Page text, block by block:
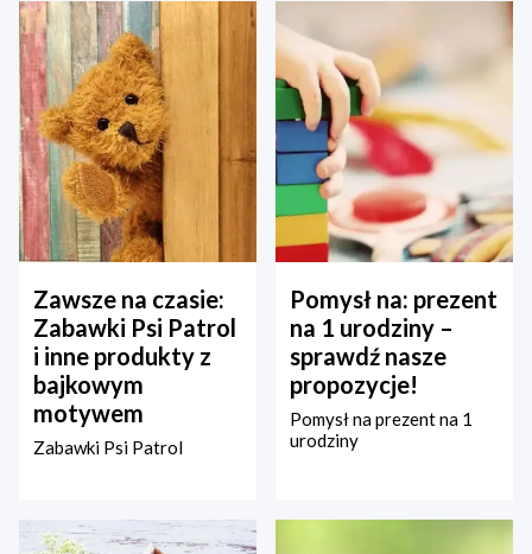
Zawsze na czasie:
Zabawki Psi Patrol
i inne produkty z
bajkowym
motywem
Zabawki Psi Patrol
Pomysł na: prezent
na 1 urodziny –
sprawdź nasze
propozycje!
Pomysł na prezent na 1
urodziny